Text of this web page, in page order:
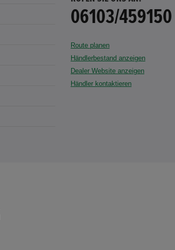
06103/459150
Route planen
Händlerbestand anzeigen
Dealer Website anzeigen
Händler kontaktieren